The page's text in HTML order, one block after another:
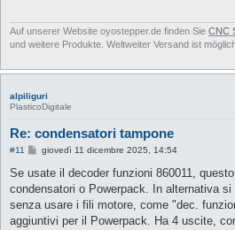
i
o
Auf unserer Website oyostepper.de finden Sie CNC
und weitere Produkte. Weltweiter Versand ist
alpiliguri
PlasticoDigitale
Re: condensatori tampone
#11
M
s
a
g
i
giovedì 11 dicembre 2025, 14:54
Se usate il decoder funzioni 860011,
condensatori o Powerpack. In alternativa
senza usare i fili motore, come "dec.
aggiuntivi per il Powerpack. Ha 4 uscite,